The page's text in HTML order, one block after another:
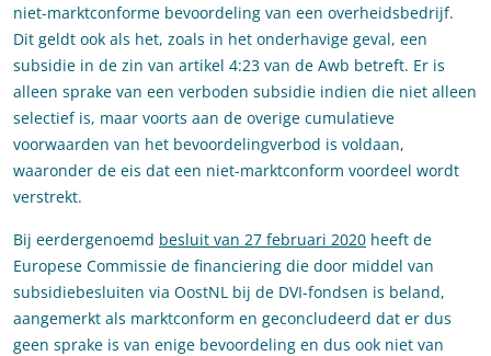
niet-marktconforme bevoordeling van een overheidsbedrijf.
Dit geldt ook als het, zoals in het onderhavige geval, een
subsidie in de zin van artikel 4:23 van de Awb betreft. Er is
alleen sprake van een verboden subsidie indien die niet alleen
selectief is, maar voorts aan de overige cumulatieve
voorwaarden van het bevoordelingverbod is voldaan,
waaronder de eis dat een niet-marktconform voordeel wordt
verstrekt.
Bij eerdergenoemd besluit van 27 februari 2020 heeft de
Europese Commissie de financiering die door middel van
subsidiebesluiten via OostNL bij de DVI-fondsen is beland,
aangemerkt als marktconform en geconcludeerd dat er dus
geen sprake is van enige bevoordeling en dus ook niet van